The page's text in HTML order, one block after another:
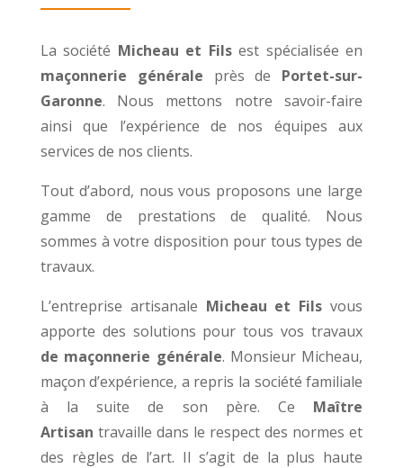
La société Micheau et Filsest spécialisée en
maçonnerie générale près de Portet-sur-
Garonne. Nous mettons notre savoir-faire
ainsi que l’expérience de nos équipes aux
services de nos clients.
Tout d’abord, nous vous proposons une large
gamme de prestations de qualité. Nous
sommes à votre disposition pour tous types de
travaux.
L’entreprise artisanale Micheau et Fils vous
apporte des solutions pour tous vos travaux
de maçonnerie générale. Monsieur Micheau,
maçon d’expérience, a repris la société familiale
à la suite de son père. Ce Maître
Artisan travaille dans le respect des normes et
des règles de l’art. Il s’agit de la plus haute